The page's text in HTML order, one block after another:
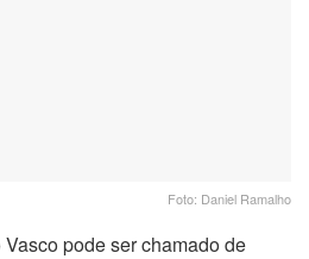
Foto: Daniel Ramalho
pode ser chamado de